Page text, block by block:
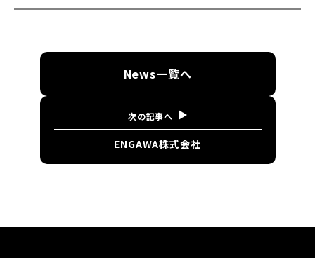
News一覧へ
次の記事へ
ENGAWA株式会社